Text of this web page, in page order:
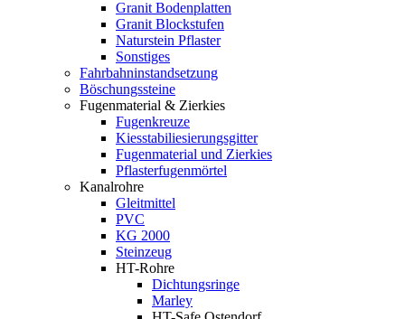
Granit Bodenplatten
Granit Blockstufen
Naturstein Pflaster
Sonstiges
Fahrbahninstandsetzung
Böschungssteine
Fugenmaterial & Zierkies
Fugenkreuze
Kiesstabiliesierungsgitter
Fugenmaterial und Zierkies
Pflasterfugenmörtel
Kanalrohre
Gleitmittel
PVC
KG 2000
Steinzeug
HT-Rohre
Dichtungsringe
Marley